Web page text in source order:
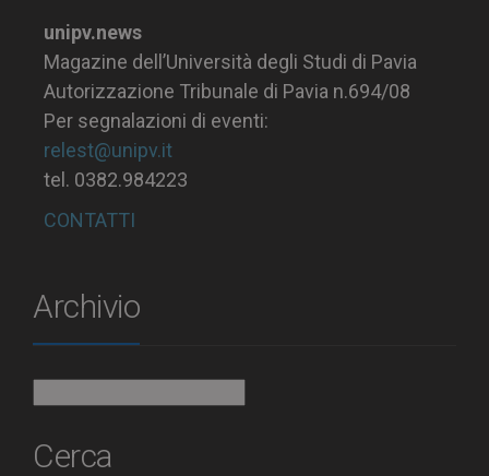
unipv.news
Magazine dell’Università degli Studi di Pavia
Autorizzazione Tribunale di Pavia n.694/08
Per segnalazioni di eventi:
relest@unipv.it
tel. 0382.984223
CONTATTI
Archivio
Cerca